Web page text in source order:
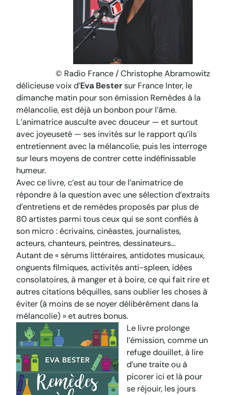
© Radio France / Christophe Abramowitz
délicieuse voix d’Eva Bestersur France Inter, le
dimanche matin pour son émission Remèdes à la
mélancolie, est déjà un bonbon pour l’âme.
L’animatrice ausculte avec douceur — et surtout
avec joyeuseté — ses invités sur le rapport qu’ils
entretiennent avec la mélancolie, puis les interroge
sur leurs moyens de contrer cette indéfinissable
humeur.
Avec ce livre, c’est au tour de l’animatrice de
répondre à la question avec une sélection d’extraits
d’entretiens et de remèdes proposés par plus de
80 artistes parmi tous ceux qui se sont confiés à
son micro : écrivains, cinéastes, journalistes,
acteurs, chanteurs, peintres, dessinateurs…
Autant de « sérums littéraires, antidotes musicaux,
onguents filmiques, activités anti-spleen, idées
consolatoires, à manger et à boire, ce qui fait rire et
autres citations béquilles, sans oublier les choses à
éviter (à moins de se noyer délibérément dans la
mélancolie) » et autres bonus.
Le livre prolonge
l’émission, comme un
refuge douillet, à lire
d’une traite ou à
picorer ici et là pour
se réjouir, les jours